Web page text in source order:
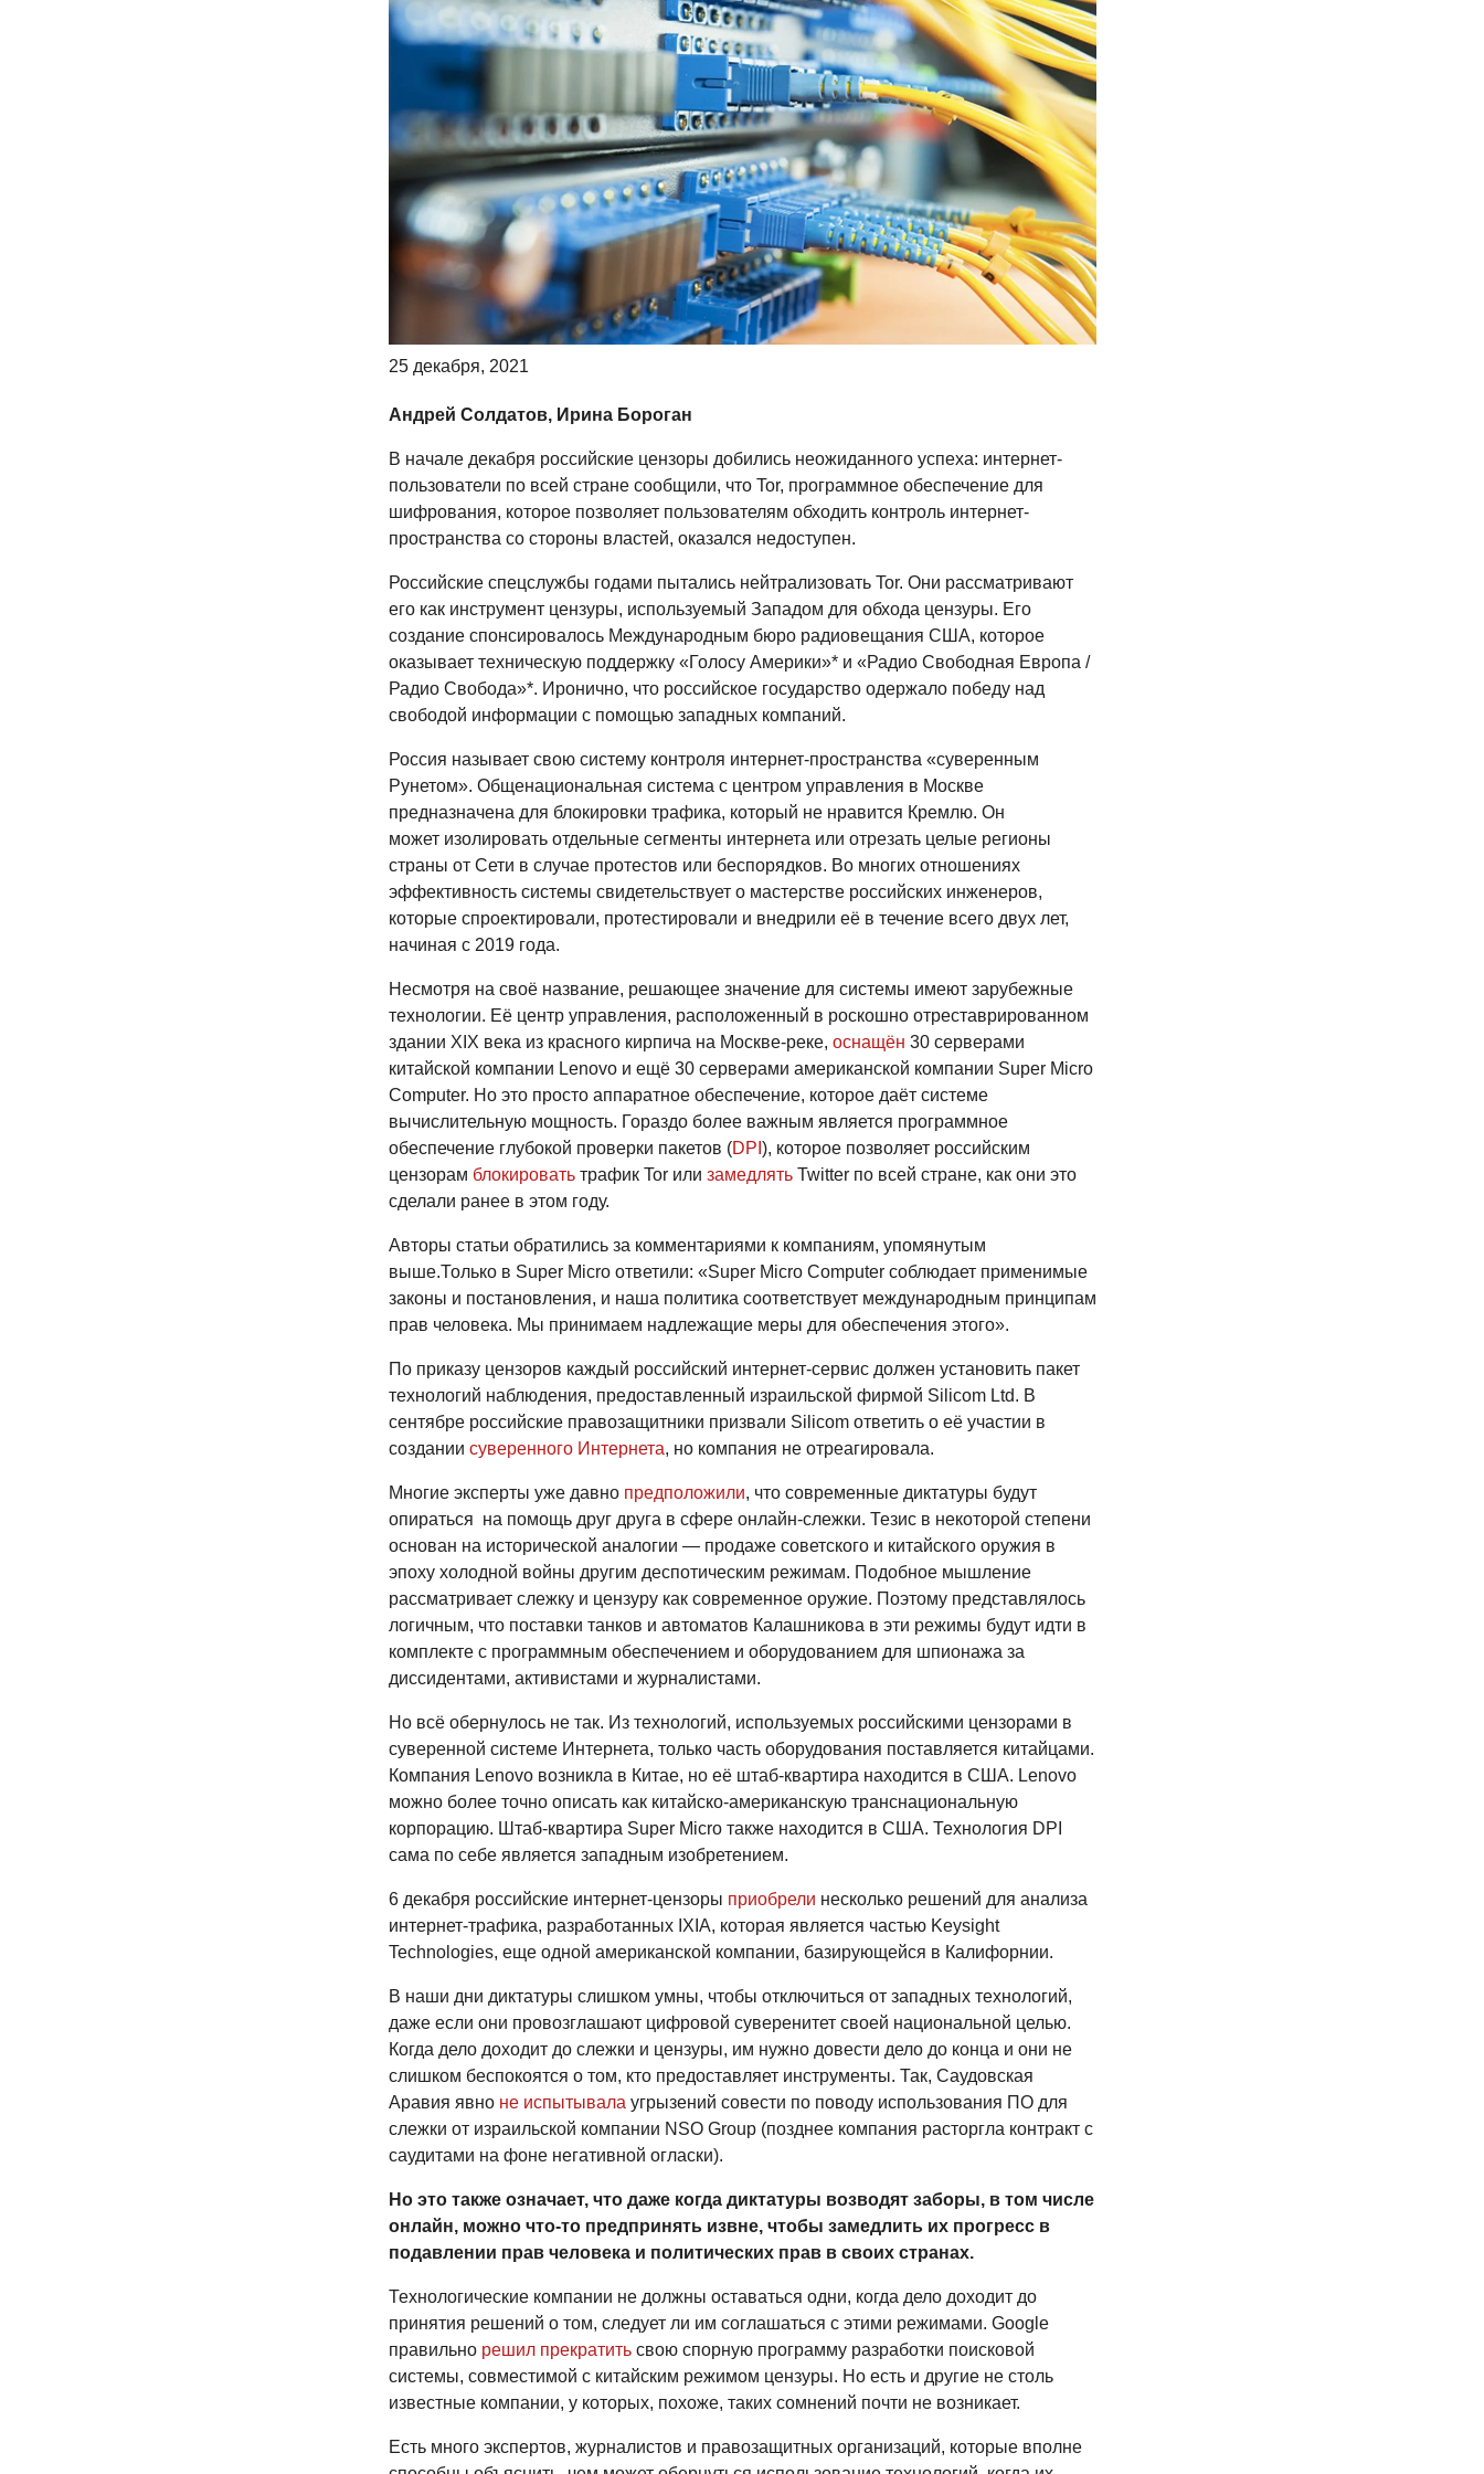
25 декабря, 2021
Андрей Солдатов, Ирина Бороган
В начале декабря российские цензоры добились неожиданного успеха: интернет-
пользователи по всей стране сообщили, что Tor, программное обеспечение для
шифрования, которое позволяет пользователям обходить контроль интернет-
пространства со стороны властей, оказался недоступен.
Российские спецслужбы годами пытались нейтрализовать Tor. Они рассматривают
его как инструмент цензуры, используемый Западом для обхода цензуры. Его
создание спонсировалось Международным бюро радиовещания США, которое
оказывает техническую поддержку «Голосу Америки»* и «Радио Свободная Европа /
Радио Свобода»*. Иронично, что российское государство одержало победу над
свободой информации с помощью западных компаний.
Россия называет свою систему контроля интернет-пространства «суверенным
Рунетом». Общенациональная система с центром управления в Москве
предназначена для блокировки трафика, который не нравится Кремлю. Он
может изолировать отдельные сегменты интернета или отрезать целые регионы
страны от Сети в случае протестов или беспорядков. Во многих отношениях
эффективность системы свидетельствует о мастерстве российских инженеров,
которые спроектировали, протестировали и внедрили её в течение всего двух лет,
начиная с 2019 года.
Несмотря на своё название, решающее значение для системы имеют зарубежные
технологии. Её центр управления, расположенный в роскошно отреставрированном
здании XIX века из красного кирпича на Москве-реке, оснащён 30 серверами
китайской компании Lenovo и ещё 30 серверами американской компании Super Micro
Computer. Но это просто аппаратное обеспечение, которое даёт системе
вычислительную мощность. Гораздо более важным является программное
обеспечение глубокой проверки пакетов (DPI ), которое позволяет российским
цензорам блокироватьтрафик Tor или замедлятьTwitter по всей стране, как они это
сделали ранее в этом году.
Авторы статьи обратились за комментариями к компаниям, упомянутым
выше.Только в Super Micro ответили: «Super Micro Computer соблюдает применимые
законы и постановления, и наша политика соответствует международным принципам
прав человека. Мы принимаем надлежащие меры для обеспечения этого».
По приказу цензоров каждый российский интернет-сервис должен установить пакет
технологий наблюдения, предоставленный израильской фирмой Silicom Ltd. В
сентябре российские правозащитники призвали Silicom ответить о её участии в
создании суверенного Интернета, но компания не отреагировала.
Многие эксперты уже давно предположили, что современные диктатуры будут
опираться на помощь друг друга в сфере онлайн-слежки. Тезис в некоторой степени
основан на исторической аналогии — продаже советского и китайского оружия в
эпоху холодной войны другим деспотическим режимам. Подобное мышление
рассматривает слежку и цензуру как современное оружие. Поэтому представлялось
логичным, что поставки танков и автоматов Калашникова в эти режимы будут идти в
комплекте с программным обеспечением и оборудованием для шпионажа за
диссидентами, активистами и журналистами.
Но всё обернулось не так. Из технологий, используемых российскими цензорами в
суверенной системе Интернета, только часть оборудования поставляется китайцами.
Компания Lenovo возникла в Китае, но её штаб-квартира находится в США. Lenovo
можно более точно описать как китайско-американскую транснациональную
корпорацию. Штаб-квартира Super Micro также находится в США. Технология DPI
сама по себе является западным изобретением.
6 декабря российские интернет-цензоры приобрели несколько решений для анализа
интернет-трафика, разработанных IXIA, которая является частью Keysight
Technologies, еще одной американской компании, базирующейся в Калифорнии.
В наши дни диктатуры слишком умны, чтобы отключиться от западных технологий,
даже если они провозглашают цифровой суверенитет своей национальной целью.
Когда дело доходит до слежки и цензуры, им нужно довести дело до конца и они не
слишком беспокоятся о том, кто предоставляет инструменты. Так, Саудовская
Аравия явно не испытывала угрызений совести по поводу использования ПО для
слежки от израильской компании NSO Group (позднее компания расторгла контракт с
саудитами на фоне негативной огласки).
Но это также означает, что даже когда диктатуры возводят заборы, в том числе
онлайн, можно что-то предпринять извне, чтобы замедлить их прогресс в
подавлении прав человека и политических прав в своих странах.
Технологические компании не должны оставаться одни, когда дело доходит до
принятия решений о том, следует ли им соглашаться с этими режимами. Google
правильно решил прекратитьсвою спорную программу разработки поисковой
системы, совместимой с китайским режимом цензуры. Но есть и другие не столь
известные компании, у которых, похоже, таких сомнений почти не возникает.
Есть много экспертов, журналистов и правозащитных организаций, которые вполне